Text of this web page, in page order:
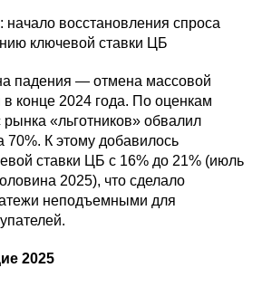
начало восстановления спроса
ключевой ставки ЦБ
падения — отмена массовой
в конце 2024 года. По оценкам
рынка «льготников» обвалил
70%. К этому добавилось
ставки ЦБ с 16% до 21% (июль
2025), что сделало
неподъемными для
2025